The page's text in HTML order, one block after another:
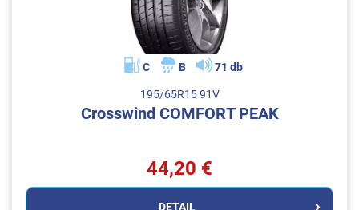
C B 71 db
195/65R15 91V
Crosswind COMFORT PEAK
44,20 €
DETAIL